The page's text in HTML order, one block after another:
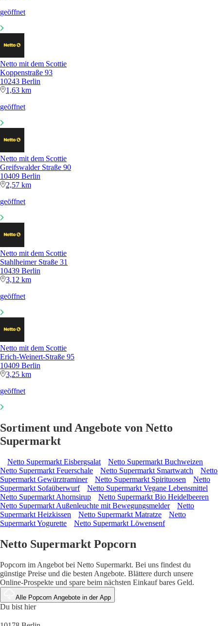
geöffnet
Netto mit dem Scottie
Koppenstraße 93
10243 Berlin
1,63 km
geöffnet
Netto mit dem Scottie
Greifswalder Straße 90
10409 Berlin
2,57 km
geöffnet
Netto mit dem Scottie
Stahlheimer Straße 31
10439 Berlin
3,12 km
geöffnet
Netto mit dem Scottie
Erich-Weinert-Straße 95
10409 Berlin
3,25 km
geöffnet
Sortiment und Angebote von Netto
Supermarkt
Netto Supermarkt Eisbergsalat
Netto Supermarkt Buchweizen
Netto Supermarkt Feuerschale
Netto Supermarkt Smartwatch
Netto
Supermarkt Gewürztraminer
Netto Supermarkt Spirituosen
Netto
Supermarkt Sofaüberwurf
Netto Supermarkt Vegane Lebensmittel
Netto Supermarkt Ahornsirup
Netto Supermarkt Bio Heidelbeeren
Netto Supermarkt Außenleuchte mit Bewegungsmelder
Netto
Supermarkt Heizkissen
Netto Supermarkt Matratze
Netto
Supermarkt Yogurette
Netto Supermarkt Löwensenf
Netto Supermarkt Popcorn
Popcorn im Angebot bei Netto Supermarkt. Bei uns findest du
günstige Preise und die besten Angebote. Blättere durch unsere
Online-Prospekte und spare beim nächsten Einkauf bares Geld.
Alle Popcorn Angebote in der App
Du bist hier